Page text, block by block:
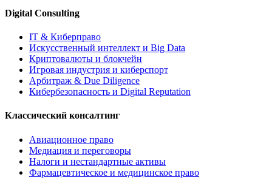
Digital Consulting
IT & Киберправо
Искусственный интеллект и Big Data
Криптовалюты и блокчейн
Игровая индустрия и киберспорт
Арбитраж & Due Diligence
Кибербезопасность и Digital Reputation
Классический консалтинг
Авиационное право
Медиация и переговоры
Налоги и нестандартные активы
Фармацевтическое и медицинское право